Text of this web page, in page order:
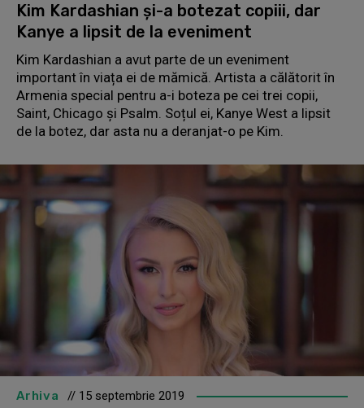
Kim Kardashian și-a botezat copiii, dar
Kanye a lipsit de la eveniment
Kim Kardashian a avut parte de un eveniment
important în viața ei de mămică. Artista a călătorit în
Armenia special pentru a-i boteza pe cei trei copii,
Saint, Chicago și Psalm. Soțul ei, Kanye West a lipsit
de la botez, dar asta nu a deranjat-o pe Kim.
Arhiva // 15 septembrie 2019